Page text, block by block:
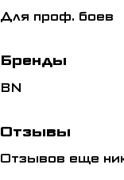
Для проф. боев
Бренды
BN
Отзывы
Отзывов еще